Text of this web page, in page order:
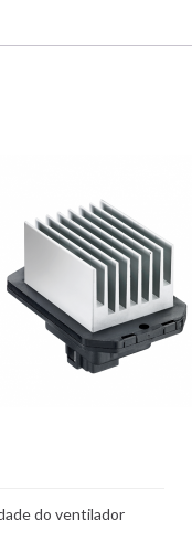
do ventilador